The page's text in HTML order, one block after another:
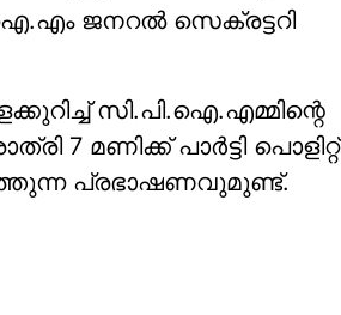
ജനറല്‍ സെക്രട്ടറി
സി.പി.ഐ.എമ്മിന്റെ
7 മണിക്ക് പാര്‍ട്ടി പൊളിറ്റ്
പ്രഭാഷണവുമുണ്ട്.